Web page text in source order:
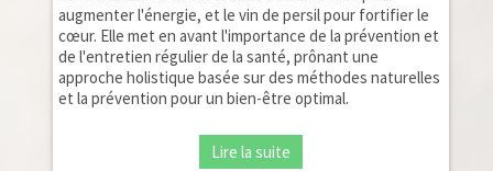
augmenter l'énergie, et le vin de persil pour fortifier le
cœur. Elle met en avant l'importance de la prévention et
de l'entretien régulier de la santé, prônant une
approche holistique basée sur des méthodes naturelles
et la prévention pour un bien-être optimal.
Lire la suite